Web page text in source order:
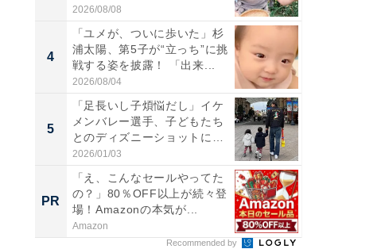
よ〜...
2026/08/08
4
「ユメが、ついに歩いた」杉
浦太陽、第5子が“立っち”に挑
戦する姿を披露！ 「出来...
2026/08/04
5
「足長いし子煩悩だし」イケ
メンバレー選手、子どもたち
とのディズニーショットに
「か...
2026/01/03
PR
「え、こんなセールやってた
の？」80％OFF以上が続々登
場！Amazonの本気が...
Amazon
Recommended by